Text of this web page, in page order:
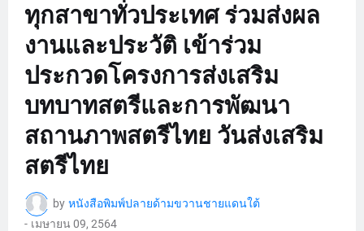
ทุกสาขาทั่วประเทศ ร่วมส่งผล
งานและประวัติ เข้าร่วม
ประกวดโครงการส่งเสริม
บทบาทสตรีและการพัฒนา
สถานภาพสตรีไทย วันส่งเสริม
สตรีไทย
by หนังสือพิมพ์ปลายด้ามขวานชายแดนใต้
- เมษายน 09, 2564